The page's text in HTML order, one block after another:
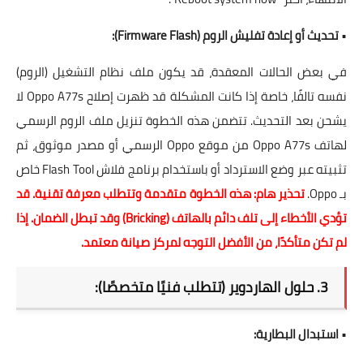
•تحديث أو إعادة تفليش الروم (Firmware Flash):
في بعض الحالات المعقدة، قد يكون ملف نظام التشغيل (الروم)
نفسه تالفًا، خاصة إذا كانت المشكلة قد ظهرت
إصلاح Oppo A77s لا
يشحن بعد التحديث. تتضمن هذه الخطوة تنزيل ملف الروم الرسمي
لهاتف Oppo A77s من موقع Oppo الرسمي أو مصدر موثوق، ثم
تثبيته عبر وضع الاسترداد أو باستخدامبرنامج فلاش Flash Tool
خاص
بـ Oppo.
تحذير هام: هذه الخطوة متقدمة وتتطلب معرفة تقنية. قد
تؤدي الأخطاء إلى تلف دائم بالهاتف (Bricking) وقد تبطل الضمان. إذا
لم تكن متأكدًا، من الأفضل التوجه لمركز صيانة معتمد.
3. حلول الهاردوير (تتطلب فنيًا متخصصًا):
•استبدال البطارية: